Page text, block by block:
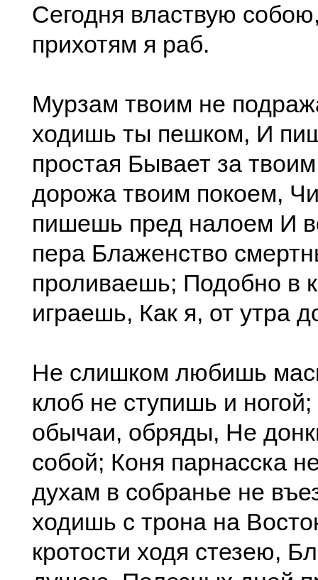
Сегодня властвую
прихотям я раб.
Мурзам твоим не
ходишь ты пешком, И
простая Бывает за
дорожа твоим покоем,
пишешь пред налоем И
пера Блаженство
проливаешь; Подобно в
играешь, Как я, от утра
Не слишком любишь
клоб не ступишь и
обычаи, обряды, Не
собой; Коня парнасска
духам в собранье не
ходишь с трона на
кротости ходя стезею,